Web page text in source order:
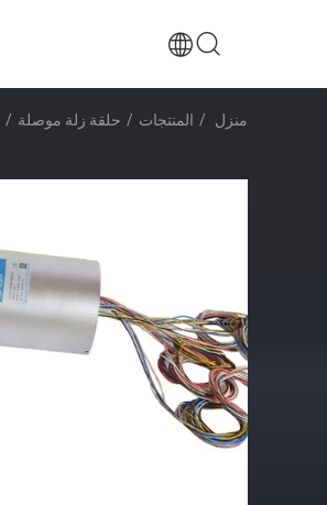
منزل / المنتجات / حلقة زلة موصلة /